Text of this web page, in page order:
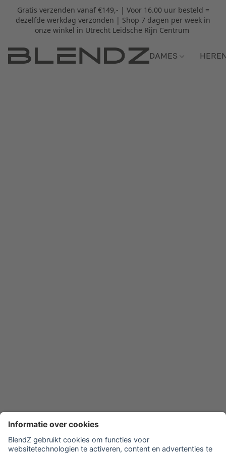
Gratis verzenden vanaf €149,- | Voor 16.00 uur besteld =
dezelfde werkdag verzonden | Shop 7 dagen per week in
onze winkel in Utrecht Leidsche Rijn Centrum
DAMES